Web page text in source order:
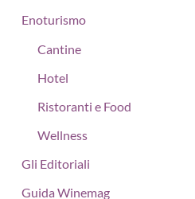
Enoturismo
Cantine
Hotel
Ristoranti e Food
Wellness
Gli Editoriali
Guida Winemag